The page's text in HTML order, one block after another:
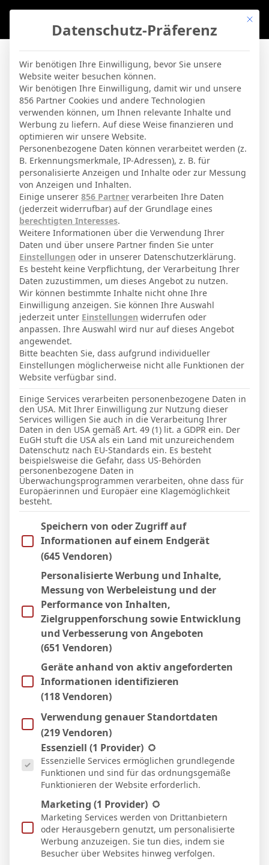
J. Thorsteinsson
Micha Sassie 16. April 2026
Aktuelles Team Hertha BSC
GESAMTE STATISTIK
Pokal
3 1 2 91′ 1 (1)
LETZTE BEGEGNUNGEN
Datum Ergebnis
Pokal
2 Dez. 2025
Heim
S
6:1
11`
28 Okt. 2025
Heim
S
3:0
4` 1
18 Aug. 2025
Auswärts
U
76`
FacebookTwitter
PREVIOUS ARTICLE
M. Krattenmacher
NEXT ARTICLE
Felipe Sánchez
Micha Sassie
Website
WEITERE ARTIKEL
Mit
Datenschutz-Präferenz
Wir benötigen Ihre Einwilligung, bevor Sie unsere
Website weiter besuchen können.
Wir benötigen Ihre Einwilligung, damit wir und unsere
856 Partner Cookies und andere Technologien
verwenden können, um Ihnen relevante Inhalte und
Werbung zu liefern. Auf diese Weise finanzieren und
optimieren wir unsere Website.
Personenbezogene Daten können verarbeitet werden (z.
B. Erkennungsmerkmale, IP-Adressen), z. B. für
personalisierte Anzeigen und Inhalte oder zur Messung
von Anzeigen und Inhalten.
Einige unserer 856 Partner verarbeiten Ihre Daten
(jederzeit widerrufbar) auf der Grundlage eines
berechtigten Interesses.
Weitere Informationen über die Verwendung Ihrer
Daten und über unsere Partner finden Sie unter
Einstellungen oder in unserer Datenschutzerklärung.
Es besteht keine Verpflichtung, der Verarbeitung Ihrer
Daten zuzustimmen, um dieses Angebot zu nutzen.
Wir können bestimmte Inhalte nicht ohne Ihre
Einwilligung anzeigen. Sie können Ihre Auswahl
jederzeit unter Einstellungen widerrufen oder
anpassen. Ihre Auswahl wird nur auf dieses Angebot
angewendet.
Bitte beachten Sie, dass aufgrund individueller
Einstellungen möglicherweise nicht alle Funktionen der
Website verfügbar sind.
Einige Services verarbeiten personenbezogene Daten in
den USA. Mit Ihrer Einwilligung zur Nutzung dieser
Services willigen Sie auch in die Verarbeitung Ihrer
Daten in den USA gemäß Art. 49 (1) lit. a GDPR ein. Der
EuGH stuft die USA als ein Land mit unzureichendem
Datenschutz nach EU-Standards ein. Es besteht
beispielsweise die Gefahr, dass US-Behörden
personenbezogene Daten in
Überwachungsprogrammen verarbeiten, ohne dass für
Europäerinnen und Europäer eine Klagemöglichkeit
besteht.
Im Folgenden finden Sie eine Liste der Zwecke des IAB
Speichern von oder Zugriff auf
Informationen auf einem Endgerät
(645 Vendoren)
Personalisierte Werbung und Inhalte,
Messung von Werbeleistung und der
Performance von Inhalten,
Zielgruppenforschung sowie Entwicklung
und Verbesserung von Angeboten
(651 Vendoren)
Geräte anhand von aktiv angeforderten
Informationen identifizieren
(118 Vendoren)
Verwendung genauer Standortdaten
(219 Vendoren)
Es folgt eine Liste der Service-Gruppen, für die eine
Essenziell (1 Provider)
Essenzielle Services ermöglichen grundlegende
Funktionen und sind für das ordnungsgemäße
Funktionieren der Website erforderlich.
Marketing (1 Provider)
Marketing Services werden von Drittanbietern
oder Herausgebern genutzt, um personalisierte
Werbung anzuzeigen. Sie tun dies, indem sie
Besucher über Websites hinweg verfolgen.